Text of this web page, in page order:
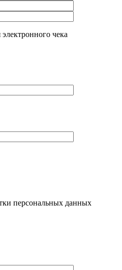
чека
персональных данных